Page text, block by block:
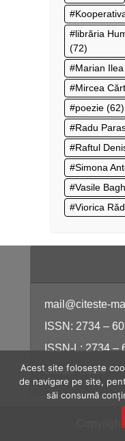
librăria
(72)
Marian Ilea
Mircea
poezie (62)
Radu
Raftul
Simona
Vasile
Viorica
mail@citeste-
ISSN: 2734 –
ISSN-L: 2734 –
citeste-ma.ro
Acest site folosește
de navigare pe site,
săi consumă